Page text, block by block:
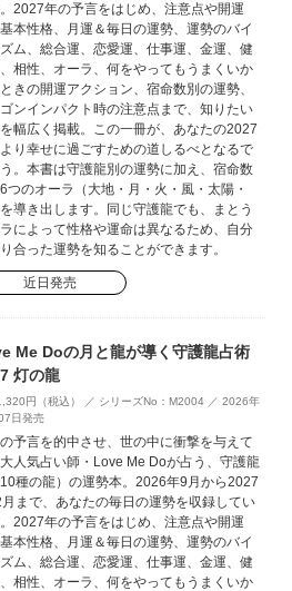
2027年の予言をはじめ、注意点や開運
本性格、月運＆毎日の運勢、運勢のバイ
ム、総合運、恋愛運、仕事運、金運、健
相性、オーラ、何をやってもうまくいか
きの開運アクション、宿命数別の運勢、
ゴンインパクト時の注意点まで、知りたい
幅広く掲載。この一冊が、あなたの2027
り幸せに過ごすための道しるべとなるで
。本書は守護龍別の運勢に加え、宿命数
つのオーラ（大地・月・火・風・太陽・
導き出します。同じ守護龍でも、まとう
によって性格や運命は異なるため、自分
合った運勢を知ることができます。
近日発売
Me Doの月と龍が導く守護龍占術
灯の龍
円（税込） ／ シリーズNo：M2004 ／ 2026年
日発売
予言を的中させ、世の中に衝撃を与えて
人気占い師・Love Me Doが占う、守護龍
種の龍）の運勢本。2026年9月から2027
まで、あなたの毎日の運勢を収録してい
2027年の予言をはじめ、注意点や開運
本性格、月運＆毎日の運勢、運勢のバイ
ム、総合運、恋愛運、仕事運、金運、健
相性、オーラ、何をやってもうまくいか